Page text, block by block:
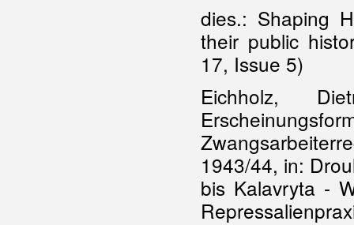
dies.: Shaping
their public
17, Issue 5)
Eichholz,
1943/44, in:
bis Kalavryta -